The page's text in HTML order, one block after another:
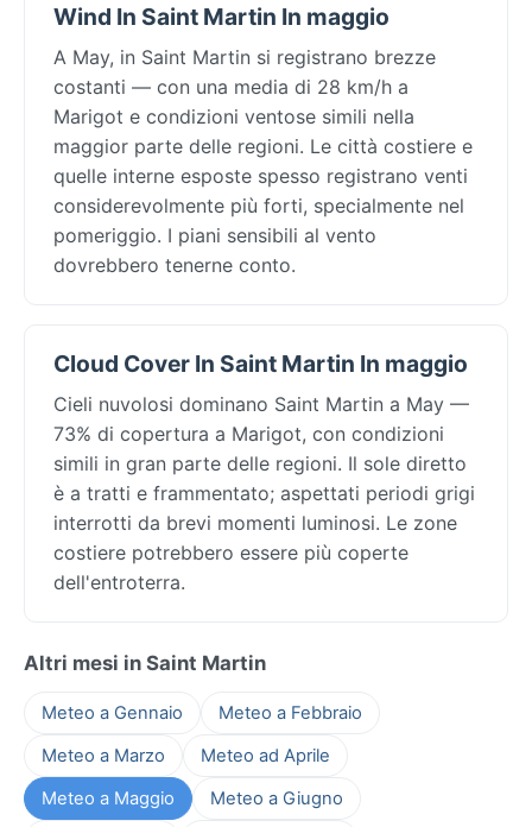
Wind In Saint Martin In maggio
A May, in Saint Martin si registrano brezze
costanti — con una media di 28 km/h a
Marigot e condizioni ventose simili nella
maggior parte delle regioni. Le città costiere e
quelle interne esposte spesso registrano venti
considerevolmente più forti, specialmente nel
pomeriggio. I piani sensibili al vento
dovrebbero tenerne conto.
Cloud Cover In Saint Martin In maggio
Cieli nuvolosi dominano Saint Martin a May —
73% di copertura a Marigot, con condizioni
simili in gran parte delle regioni. Il sole diretto
è a tratti e frammentato; aspettati periodi grigi
interrotti da brevi momenti luminosi. Le zone
costiere potrebbero essere più coperte
dell'entroterra.
Altri mesi in Saint Martin
Meteo a Gennaio
Meteo a Febbraio
Meteo a Marzo
Meteo ad Aprile
Meteo a Maggio
Meteo a Giugno